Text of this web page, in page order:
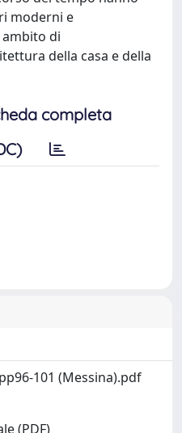
moderni e
di
della casa e della
completa
101 (Messina).pdf
(PDF)